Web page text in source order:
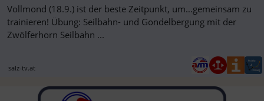
Vollmond (18.9.) ist der beste Zeitpunkt, um…gemeinsam zu
trainieren! Übung: Seilbahn- und Gondelbergung mit der
Zwölferhorn Seilbahn ...
salz-tv.at